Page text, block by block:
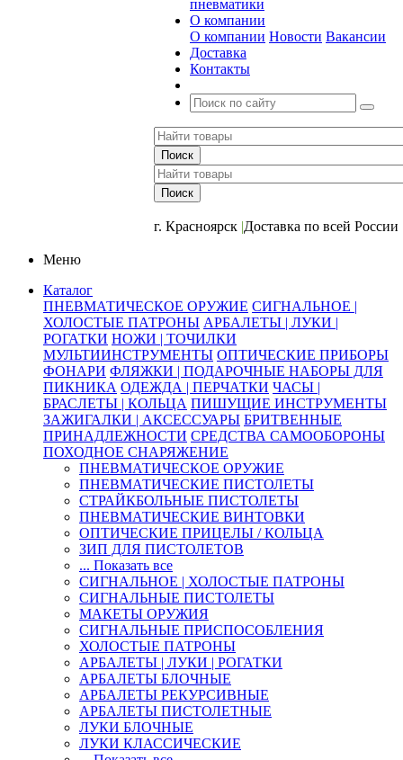
пневматики
О компании
О компании Новости Вакансии
Доставка
Контакты
г. Красноярск |Доставка по всей России
Меню
Каталог
ПНЕВМАТИЧЕСКОЕ ОРУЖИЕ СИГНАЛЬНОЕ |
ХОЛОСТЫЕ ПАТРОНЫ АРБАЛЕТЫ | ЛУКИ |
РОГАТКИ НОЖИ | ТОЧИЛКИ
МУЛЬТИИНСТРУМЕНТЫ ОПТИЧЕСКИЕ ПРИБОРЫ
ФОНАРИ ФЛЯЖКИ | ПОДАРОЧНЫЕ НАБОРЫ ДЛЯ
ПИКНИКА ОДЕЖДА | ПЕРЧАТКИ ЧАСЫ |
БРАСЛЕТЫ | КОЛЬЦА ПИШУЩИЕ ИНСТРУМЕНТЫ
ЗАЖИГАЛКИ | АКСЕССУАРЫ БРИТВЕННЫЕ
ПРИНАДЛЕЖНОСТИ СРЕДСТВА САМООБОРОНЫ
ПОХОДНОЕ СНАРЯЖЕНИЕ
ПНЕВМАТИЧЕСКОЕ ОРУЖИЕ
ПНЕВМАТИЧЕСКИЕ ПИСТОЛЕТЫ
СТРАЙКБОЛЬНЫЕ ПИСТОЛЕТЫ
ПНЕВМАТИЧЕСКИЕ ВИНТОВКИ
ОПТИЧЕСКИЕ ПРИЦЕЛЫ / КОЛЬЦА
ЗИП ДЛЯ ПИСТОЛЕТОВ
... Показать все
СИГНАЛЬНОЕ | ХОЛОСТЫЕ ПАТРОНЫ
СИГНАЛЬНЫЕ ПИСТОЛЕТЫ
МАКЕТЫ ОРУЖИЯ
СИГНАЛЬНЫЕ ПРИСПОСОБЛЕНИЯ
ХОЛОСТЫЕ ПАТРОНЫ
АРБАЛЕТЫ | ЛУКИ | РОГАТКИ
АРБАЛЕТЫ БЛОЧНЫЕ
АРБАЛЕТЫ РЕКУРСИВНЫЕ
АРБАЛЕТЫ ПИСТОЛЕТНЫЕ
ЛУКИ БЛОЧНЫЕ
ЛУКИ КЛАССИЧЕСКИЕ